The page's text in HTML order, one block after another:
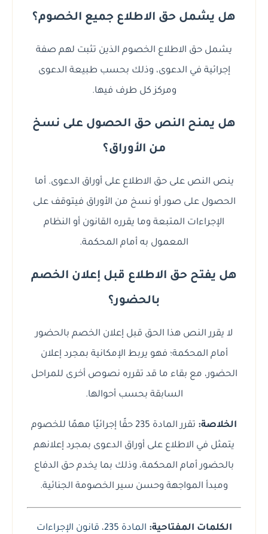
هل يشمل حق الاطلاع جميع الخصوم؟
يشمل حق الاطلاع الخصوم الذين تثبت لهم صفة
إجرائية في الدعوى، وذلك بحسب طبيعة الدعوى
ومركز كل طرف فيها.
هل يمنح النص حق الحصول على نسخ
من الأوراق؟
ينص النص على حق الاطلاع على أوراق الدعوى. أما
الحصول على صور أو نسخ من الأوراق فيتوقف على
الإجراءات المتبعة وما يقرره القانون أو النظام
المعمول به أمام المحكمة.
هل يفتح حق الاطلاع قبل إعلان الخصم
بالحضور؟
لا يقرر النص هذا الحق قبل إعلان الخصم بالحضور
أمام المحكمة؛ فهو يربط الإمكانية بمجرد إعلان
الحضور، مع بقاء ما قد تقرره نصوص أخرى للمراحل
السابقة بحسب أحوالها.
الخلاصة:
تقرر المادة 235 حقًا إجرائيًا مهمًا للخصوم
يتمثل في الاطلاع على أوراق الدعوى بمجرد إعلانهم
بالحضور أمام المحكمة، وذلك بما يخدم حق الدفاع
ومبدأ المواجهة وحسن سير الخصومة الجنائية.
الكلمات المفتاحية: المادة 235 ، قانون الإجراءات